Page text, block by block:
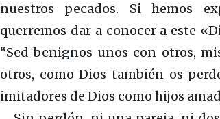
nuestros pecados. Si hemos
querremos dar a conocer a este
“Sed benignos unos con otros,
otros, como Dios también os
imitadores de Dios como hijos